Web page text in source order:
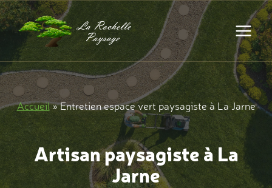
Aller
au
contenu
Accueil»Entretien espace vert paysagiste à La Jarne
Artisan paysagiste à La
Jarne